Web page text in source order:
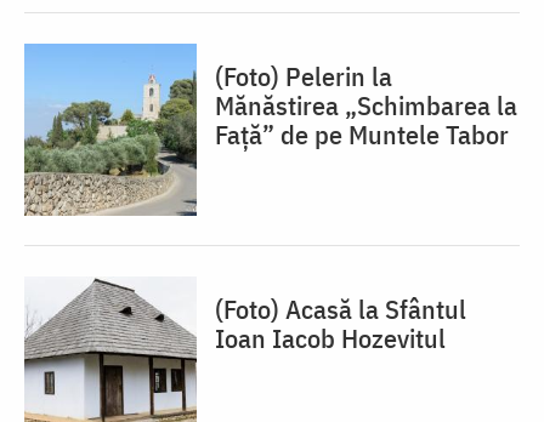
(Foto) Pelerin la
Mănăstirea „Schimbarea la
Față” de pe Muntele Tabor
(Foto) Acasă la Sfântul
Ioan Iacob Hozevitul